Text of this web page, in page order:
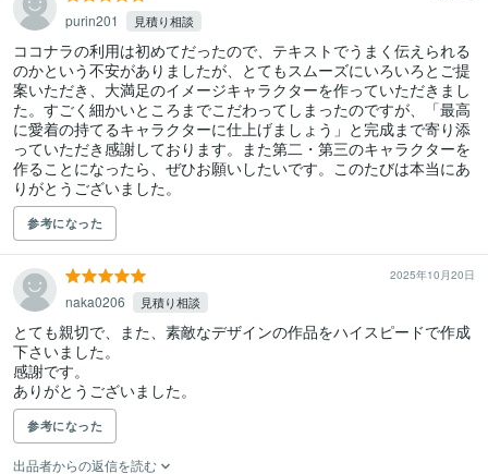
purin201 見積り相談
ココナラの利用は初めてだったので、テキストでうまく伝えられる
のかという不安がありましたが、とてもスムーズにいろいろとご提
案いただき、大満足のイメージキャラクターを作っていただきまし
た。すごく細かいところまでこだわってしまったのですが、「最高
に愛着の持てるキャラクターに仕上げましょう」と完成まで寄り添
っていただき感謝しております。また第二・第三のキャラクターを
作ることになったら、ぜひお願いしたいです。このたびは本当にあ
りがとうございました。
参考になった
2025年10月20日
naka0206 見積り相談
とても親切で、また、素敵なデザインの作品をハイスピードで作成
下さいました。
感謝です。
ありがとうございました。
参考になった
出品者からの返信を読む